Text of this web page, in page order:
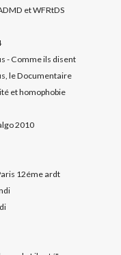
et WFRtDS
- Comme ils disent
le Documentaire
et homophobie
2010
12éme ardt